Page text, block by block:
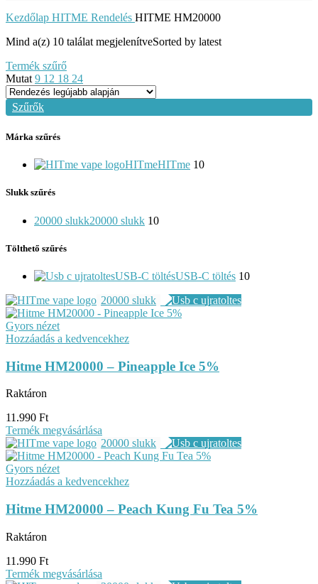
Kezdőlap HITME Rendelés HITME HM20000
Mind a(z) 10 találat megjelenítveSorted by latest
Termék szűrő
Mutat 9 12 18 24
Szűrők
Márka szűrés
HITmeHITme 10
Slukk szűrés
20000 slukk20000 slukk 10
Tölthető szűrés
USB-C töltésUSB-C töltés 10
20000 slukk
Gyors nézet
Hozzáadás a kedvencekhez
Hitme HM20000 – Pineapple Ice 5%
Raktáron
11.990 Ft
Termék megvásárlása
20000 slukk
Gyors nézet
Hozzáadás a kedvencekhez
Hitme HM20000 – Peach Kung Fu Tea 5%
Raktáron
11.990 Ft
Termék megvásárlása